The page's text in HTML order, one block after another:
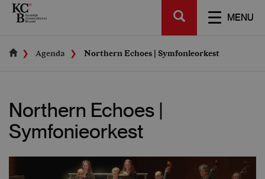
Skip
MENU
SEARCH
Agenda Northern Echoes | Symfonieorkest
Northern Echoes |
Symfonieorkest